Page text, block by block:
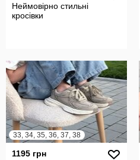
Неймовірно стильні
кросівки
33, 34, 35, 36, 37, 38
1195 грн